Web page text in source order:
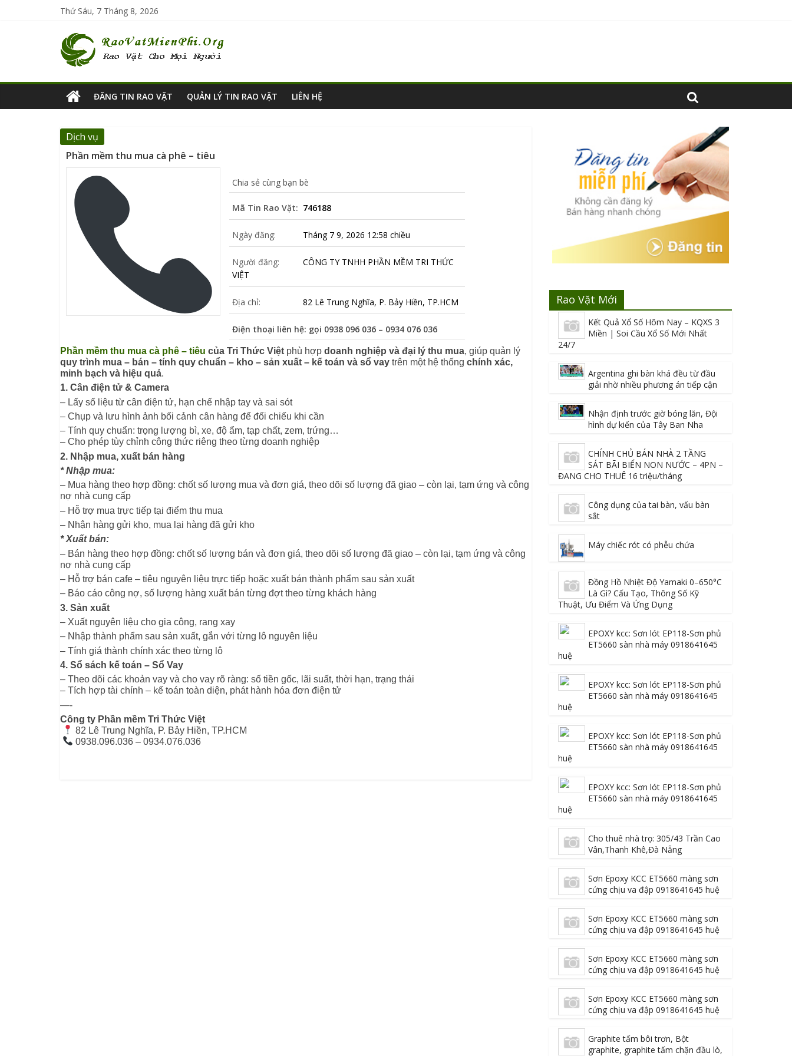
Thứ Sáu, 7 Tháng 8, 2026
ĐĂNG TIN RAO VẶT QUẢN LÝ TIN RAO VẶT LIÊN HỆ
Dịch vụ
Phần mềm thu mua cà phê – tiêu
Chia sẻ cùng bạn bè
Mã Tin Rao Vặt: 746188
Ngày đăng: Tháng 7 9, 2026 12:58 chiều
Người đăng:
CÔNG TY TNHH PHẦN MỀM TRI THỨC
VIỆT
Địa chỉ: 82 Lê Trung Nghĩa, P. Bảy Hiền, TP.HCM
Điện thoại liên hệ: gọi 0938 096 036 – 0934 076 036
Phần mềm thu mua cà phê – tiêu của Tri Thức Việt phù hợp doanh nghiệp và đại lý thu mua
quy trình mua – bán – tính quy chuẩn – kho – sản xuất – kế toán và sổ vay trên một hệ thống chính xác,
minh bạch và hiệu quả.
1. Cân điện tử & Camera
– Lấy số liệu từ cân điện tử, hạn chế nhập tay và sai sót
– Chụp và lưu hình ảnh bối cảnh cân hàng để đối chiếu khi cần
– Tính quy chuẩn: trọng lượng bì, xe, độ ẩm, tạp chất, zem, trứng…
– Cho phép tùy chỉnh công thức riêng theo từng doanh nghiệp
2. Nhập mua, xuất bán hàng
* Nhập mua:
– Mua hàng theo hợp đồng: chốt số lượng mua và đơn giá, theo dõi số lượng đã giao – còn lại, tạm ứng và công
nợ nhà cung cấp
– Hỗ trợ mua trực tiếp tại điểm thu mua
– Nhận hàng gửi kho, mua lại hàng đã gửi kho
* Xuất bán:
– Bán hàng theo hợp đồng: chốt số lượng bán và đơn giá, theo dõi số lượng đã giao – còn lại, tạm ứng và công
nợ nhà cung cấp
– Hỗ trợ bán cafe – tiêu nguyên liệu trực tiếp hoặc xuất bán thành phẩm sau sản xuất
– Báo cáo công nợ, số lượng hàng xuất bán từng đợt theo từng khách hàng
3. Sản xuất
– Xuất nguyên liệu cho gia công, rang xay
– Nhập thành phẩm sau sản xuất, gắn với từng lô nguyên liệu
– Tính giá thành chính xác theo từng lô
4. Sổ sách kế toán – Sổ Vay
– Theo dõi các khoản vay và cho vay rõ ràng: số tiền gốc, lãi suất, thời hạn, trạng thái
– Tích hợp tài chính – kế toán toàn diện, phát hành hóa đơn điện tử
—-
Công ty Phần mềm Tri Thức Việt
82 Lê Trung Nghĩa, P. Bảy Hiền, TP.HCM
0938.096.036 – 0934.076.036
Rao Vặt Mới
Kết Quả Xổ Số Hôm Nay – KQXS 3
Miền | Soi Cầu Xổ Số Mới Nhất
24/7
Argentina ghi bàn khá đều từ đầu
giải nhờ nhiều phương án tiếp cận
Nhận định trước giờ bóng lăn, Đội
hình dự kiến của Tây Ban Nha
CHÍNH CHỦ BÁN NHÀ 2 TẦNG
SÁT BÃI BIỂN NON NƯỚC – 4PN –
ĐANG CHO THUÊ 16 triệu/tháng
Công dụng của tai bàn, vấu bàn
sắt
Máy chiếc rót có phễu chứa
Đồng Hồ Nhiệt Độ Yamaki 0–650°C
Là Gì? Cấu Tạo, Thông Số Kỹ
Thuật, Ưu Điểm Và Ứng Dụng
EPOXY kcc: Sơn lót EP118-Sơn phủ
ET5660 sàn nhà máy 0918641645
huệ
EPOXY kcc: Sơn lót EP118-Sơn phủ
ET5660 sàn nhà máy 0918641645
huệ
EPOXY kcc: Sơn lót EP118-Sơn phủ
ET5660 sàn nhà máy 0918641645
huệ
EPOXY kcc: Sơn lót EP118-Sơn phủ
ET5660 sàn nhà máy 0918641645
huệ
Cho thuê nhà trọ: 305/43 Trần Cao
Vân,Thanh Khê,Đà Nẵng
Sơn Epoxy KCC ET5660 màng sơn
cứng chịu va đập 0918641645 huệ
Sơn Epoxy KCC ET5660 màng sơn
cứng chịu va đập 0918641645 huệ
Sơn Epoxy KCC ET5660 màng sơn
cứng chịu va đập 0918641645 huệ
Sơn Epoxy KCC ET5660 màng sơn
cứng chịu va đập 0918641645 huệ
Graphite tấm bôi trơn, Bột
graphite, graphite tấm chặn đầu lò,